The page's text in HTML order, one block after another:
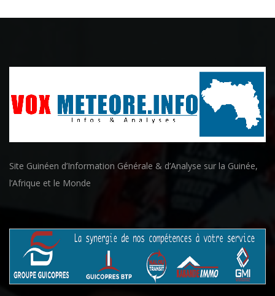
Site Guinéen d’Information Générale & d’Analyse sur la Guinée,
l’Afrique et le Monde